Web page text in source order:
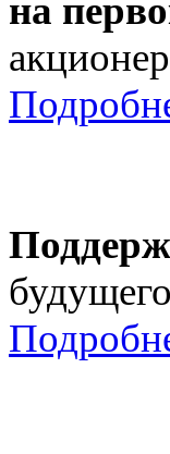
на
будущего